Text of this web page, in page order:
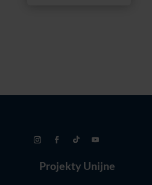
Projekty Unijne